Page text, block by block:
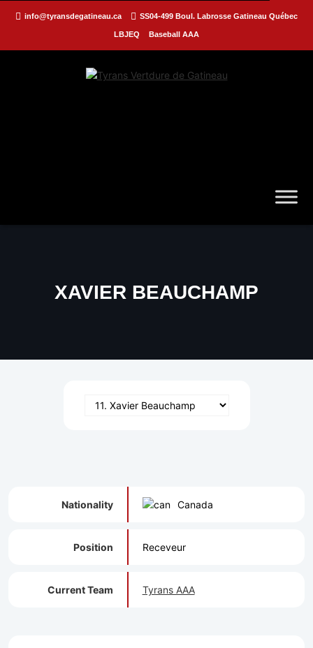
info@tyransdegatineau.ca SS04-499 Boul. Labrosse Gatineau Québec
LBJEQ Baseball AAA
XAVIER BEAUCHAMP
Nationality Canada
Position Receveur
Current Team Tyrans AAA